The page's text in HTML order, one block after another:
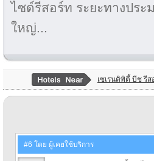
ไซด์รีสอร์ท ระยะทางปร
ใหญ่...
เซเรนดิพิตี้ บีช รีส
#6 โดย ผู้เคยใช้บริการ